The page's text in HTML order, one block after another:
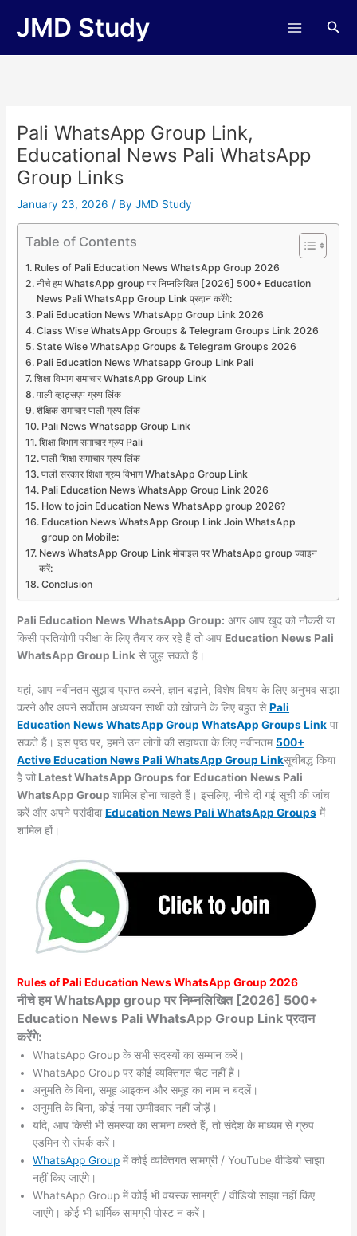
JMD Study
Pali WhatsApp Group Link,
Educational News Pali WhatsApp
Group Links
January 23, 2026/ ByJMD Study
Table of Contents
Rules of Pali Education News WhatsApp Group 2026
नीचे हम WhatsApp group पर निम्नलिखित [2026] 500+ Education
News Pali WhatsApp Group Link प्रदान करेंगे:
Pali Education News WhatsApp Group Link 2026
Class Wise WhatsApp Groups & Telegram Groups Link 2026
State Wise WhatsApp Groups & Telegram Groups 2026
Pali Education News Whatsapp Group Link Pali
शिक्षा विभाग समाचार WhatsApp Group Link
पाली व्हाट्सएप ग्रुप लिंक
शैक्षिक समाचार पाली ग्रुप लिंक
Pali News Whatsapp Group Link
शिक्षा विभाग समाचार ग्रुप Pali
पाली शिक्षा समाचार ग्रुप लिंक
पाली सरकार शिक्षा ग्रुप विभाग WhatsApp Group Link
Pali Education News WhatsApp Group Link 2026
How to join Education News WhatsApp group 2026?
Education News WhatsApp Group Link Join WhatsApp
group on Mobile:
News WhatsApp Group Link मोबाइल पर WhatsApp group ज्वाइन
करें:
Conclusion
Pali Education News WhatsApp Group: अगर आप खुद को नौकरी या
किसी प्रतियोगी परीक्षा के लिए तैयार कर रहे हैं तो आप Education News Pali
WhatsApp Group Link से जुड़ सकते हैं।
यहां, आप नवीनतम सुझाव प्राप्त करने, ज्ञान बढ़ाने, विशेष विषय के लिए अनुभव साझा
करने और अपने सर्वोत्तम अध्ययन साथी को खोजने के लिए बहुत सेPali
Education News WhatsApp Group WhatsApp GroupsLink पा
सकते हैं। इस पृष्ठ पर, हमने उन लोगों की सहायता के लिए नवीनतम 500+
Active Education News Pali WhatsApp Group Linkसूचीबद्ध किया
है जो Latest WhatsApp Groups for Education News Pali
WhatsApp Groupशामिल होना चाहते हैं। इसलिए, नीचे दी गई सूची की जांच
करें और अपने पसंदीदाEducation News Pali WhatsAppGroups में
शामिल हों।
Rules ofPaliEducation News WhatsApp Group 2026
नीचे हम WhatsApp group पर निम्नलिखित [2026] 500+
Education News Pali WhatsApp Group Link प्रदान
करेंगे:
WhatsApp Group के सभी सदस्यों का सम्मान करें।
WhatsApp Group पर कोई व्यक्तिगत चैट नहीं हैं।
अनुमति के बिना, समूह आइकन और समूह का नाम न बदलें।
अनुमति के बिना, कोई नया उम्मीदवार नहीं जोड़ें।
यदि, आप किसी भी समस्या का सामना करते हैं, तो संदेश के माध्यम से ग्रुप
एडमिन से संपर्क करें।
WhatsApp Group में कोई व्यक्तिगत सामग्री / YouTube वीडियो साझा
नहीं किए जाएंगे।
WhatsApp Group में कोई भी वयस्क सामग्री / वीडियो साझा नहीं किए
जाएंगे। कोई भी धार्मिक सामग्री पोस्ट न करें।